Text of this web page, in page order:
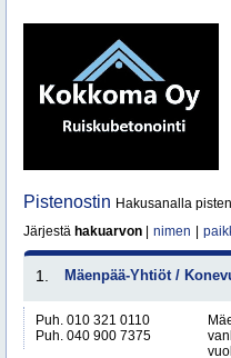
Pistenostin Hakusanalla
Järjestä hakuarvon nimen
1. Mäenpää-Yhtiöt /
Puh. 010 321 0110
Puh. 040 900 7375